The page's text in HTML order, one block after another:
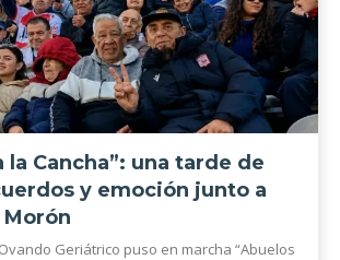
la Cancha”: una tarde de
y emoción junto a
Geriátrico puso en marcha “Abuelos